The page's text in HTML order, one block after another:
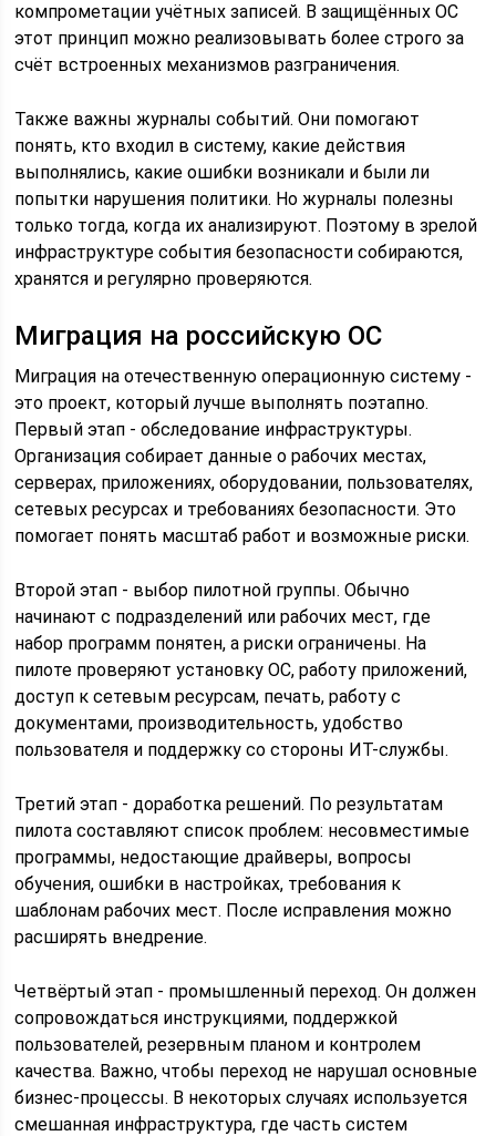
компрометации учётных записей. В защищённых ОС
этот принцип можно реализовывать более строго за
счёт встроенных механизмов разграничения.
Также важны журналы событий. Они помогают
понять, кто входил в систему, какие действия
выполнялись, какие ошибки возникали и были ли
попытки нарушения политики. Но журналы полезны
только тогда, когда их анализируют. Поэтому в зрелой
инфраструктуре события безопасности собираются,
хранятся и регулярно проверяются.
Миграция на российскую ОС
Миграция на отечественную операционную систему -
это проект, который лучше выполнять поэтапно.
Первый этап - обследование инфраструктуры.
Организация собирает данные о рабочих местах,
серверах, приложениях, оборудовании, пользователях,
сетевых ресурсах и требованиях безопасности. Это
помогает понять масштаб работ и возможные риски.
Второй этап - выбор пилотной группы. Обычно
начинают с подразделений или рабочих мест, где
набор программ понятен, а риски ограничены. На
пилоте проверяют установку ОС, работу приложений,
доступ к сетевым ресурсам, печать, работу с
документами, производительность, удобство
пользователя и поддержку со стороны ИТ-службы.
Третий этап - доработка решений. По результатам
пилота составляют список проблем: несовместимые
программы, недостающие драйверы, вопросы
обучения, ошибки в настройках, требования к
шаблонам рабочих мест. После исправления можно
расширять внедрение.
Четвёртый этап - промышленный переход. Он должен
сопровождаться инструкциями, поддержкой
пользователей, резервным планом и контролем
качества. Важно, чтобы переход не нарушал основные
бизнес-процессы. В некоторых случаях используется
смешанная инфраструктура, где часть систем